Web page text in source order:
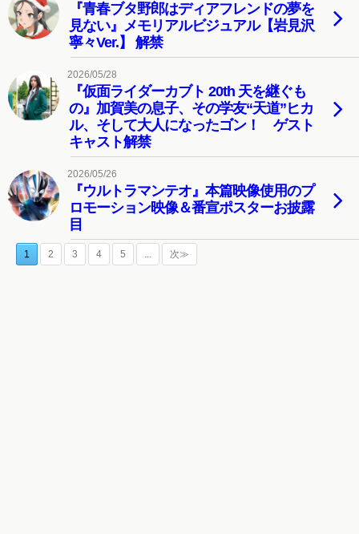
『青春ブタ野郎はディアフレンドの夢を
見ない』メモリアルビジュアル【岩見沢
寧々Ver.】 解禁
2026/05/28
『仮面ライダーカブト 20th 天を継ぐも
の』加賀美の息子、その学友“天道”ヒカ
ル、そして大人になったゴン！ ゲスト
キャスト解禁
2026/05/26
『ウルトラマンテオ』本篇映像使用のプ
ロモーション映像＆番宣ポスターお披露
目
1 2 3 4 5 ... 次≫